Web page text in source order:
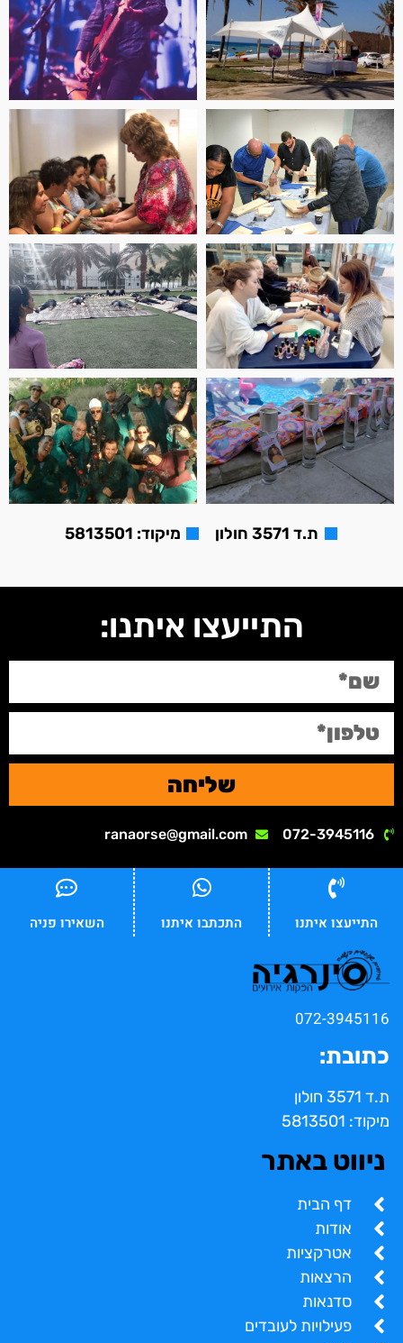
ת.ד 3571 חולון מיקוד: 5813501
התייעצו איתנו:
שליחה
072-3945116
ranaorse@gmail.com
התייעצו איתנו התכתבו איתנו השאירו פניה
072-3945116
כתובת:
ת.ד 3571 חולון
מיקוד: 5813501
ניווט באתר
דף הבית
אודות
אטרקציות
הרצאות
סדנאות
פעילויות לעובדים